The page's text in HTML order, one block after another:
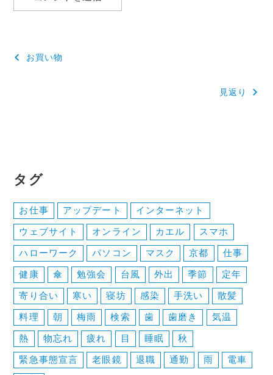
投
シ
ョ
ン
お買い物
見返り
タグ
お仕事 アップデート
インターネット
ウェブサイト
オンライン カエル
スマホ
ハローワーク
パソコン マスク 京都
仕事
健康
傘 勉強会 台風 外出 季節
定年
寄り合い
寒い 寝坊 感染 手洗い
散髪
料理
朝 梅雨 検索 歯 歯磨き
気温
熱
物忘れ 疲れ 目 睡眠
秋
緊急事態宣言
老眼鏡 退職 通勤 雨
電車